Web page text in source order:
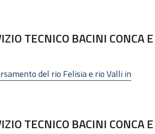
TECNICO BACINI CONCA E
del rio Felisia e rio Valli in
TECNICO BACINI CONCA E